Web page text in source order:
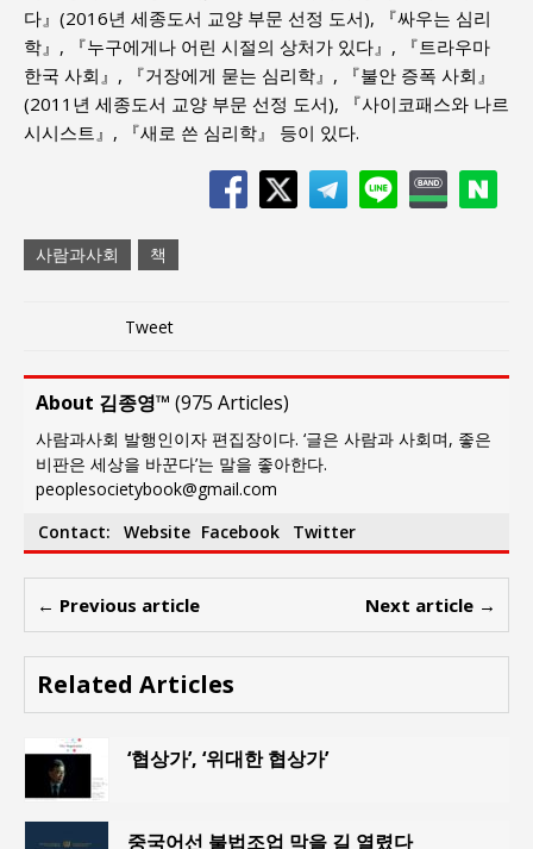
다』(2016년 세종도서 교양 부문 선정 도서), 『싸우는 심리
학』, 『누구에게나 어린 시절의 상처가 있다』, 『트라우마
한국 사회』, 『거장에게 묻는 심리학』, 『불안 증폭 사회』
(2011년 세종도서 교양 부문 선정 도서), 『사이코패스와 나르
시시스트』, 『새로 쓴 심리학』 등이 있다.
사람과사회 책
Tweet
About 김종영™ (975 Articles)
사람과사회 발행인이자 편집장이다. ‘글은 사람과 사회며, 좋은
비판은 세상을 바꾼다’는 말을 좋아한다.
peoplesocietybook@gmail.com
Contact:
Website Facebook Twitter
← Previous article Next article →
Related Articles
‘협상가’, ‘위대한 협상가’
중국어선 불법조업 막을 길 열렸다